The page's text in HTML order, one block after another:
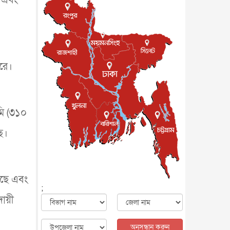
(৩১০
এবং
পাকিস্তান-তুরস্কের সঙ্গে প্রতিরক্ষা
চুক্তি সৌদি আরবকে কতটা ন...
আন্তর্জাতিক ৮ আগস্ট, ২০২৬
যুক্তরাজ্যে গ্রুমিং কেলেঙ্কারি :
পাকিস্তানির অপরাধে অস্বস্তি...
আন্তর্জাতিক
বিরোধ কাটিয়ে কূটনৈতিক সম্পর্ক
পুনঃস্থাপন করছে মেক্সিকো ও
পের...আন্তর্জাতিক ৮ আগস্ট, ২০২৬
এবার ওটিটিতে মুক্তি পেল ‘মালিক’
বিনোদন ৮ আগস্ট, ২০২৬
রিয়ালকে ‘না’ বলা রদ্রির জন্য
বার্সার কাছে কত চাইল ম্যানসিটি
শিল্পকলায় চলচ্চিত্র উৎসব, বিনা
মূল্যে দেখা যাবে ৬ সিনেমা
বিনোদন
;
অনুসন্ধান করুন